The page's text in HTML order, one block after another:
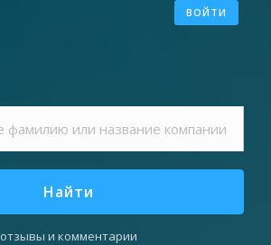
ВОЙТИ
Найти
отзывы и комментарии